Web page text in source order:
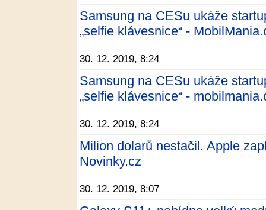
Samsung na CESu ukáže
„selfie klávesnice“ -
30. 12. 2019, 8:24
Samsung na CESu ukáže
„selfie klávesnice“ -
30. 12. 2019, 8:24
Milion dolarů nestačil. Apple
Novinky.cz
30. 12. 2019, 8:07